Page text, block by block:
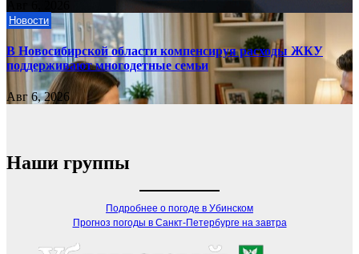
Новости
В Новосибирской области компенсируя расходы ЖКУ
поддерживают многодетные семьи
Авг 6, 2026
Наши группы
Подробнее о погоде в Убинском
Прогноз погоды в Санкт-Петербурге на завтра